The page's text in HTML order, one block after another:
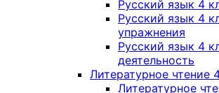
Русский язык 4
Русский язык 4
упражнения
Русский язык 4
деятельность
Литературное чтение
Литературное